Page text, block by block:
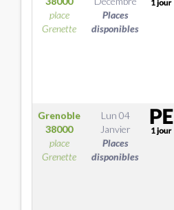
place
Grenette
Places
disponibles
Grenoble
38000
place
Grenette
Lun 04
Janvier
Places
disponibles